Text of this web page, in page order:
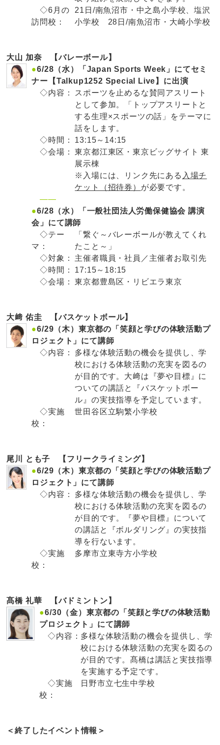
◇6月の
訪問校：
21日/南魚沼市・中之島小学校、塩沢
小学校 28日/南魚沼市・大崎小学校
大山 加奈 【バレーボール】
●6/28（水）「Japan Sports Week」にてセミ
ナー【Talkup1252 Special Live】に出演
◇内容：
スポーツを止めるな賛同アスリート
として参加。「トップアスリートと
する生理×スポーツの話」をテーマに
話をします。
◇時間：
13:15～14:15
◇会場：
東京都江東区・東京ビッグサイト 東
展示棟
※入場には、リンク先にある 入場チ
ケット（招待券） が必要です。
——
●6/28（水）「一般社団法人労働保健協会 講演
会」にて講師
◇テー
マ：
「繋ぐ～バレーボールが教えてくれ
たこと～」
◇対象：
主催者職員・社員／主催者お取引先
◇時間：
17:15～18:15
◇会場：
東京都豊島区・リビエラ東京
大﨑 佑圭 【バスケットボール】
●6/29（木）東京都の「笑顔と学びの体験活動プ
ロジェクト」にて講師
◇内容：
多様な体験活動の機会を提供し、学
校における体験活動の充実を図るの
が目的です。大﨑は『夢や目標』に
ついての講話と『バスケットボー
ル』の実技指導を予定しています。
◇実施
校：
世田谷区立駒繁小学校
尾川 とも子 【フリークライミング】
●6/29（木）東京都の「笑顔と学びの体験活動プ
ロジェクト」にて講師
◇内容：
多様な体験活動の機会を提供し、学
校における体験活動の充実を図るの
が目的です。『夢や目標』について
の講話と『ボルダリング』の実技指
導を行ないます。
◇実施
校：
多摩市立東寺方小学校
髙橋 礼華 【バドミントン】
●6/30（金）東京都の「笑顔と学びの体験活動
プロジェクト」にて講師
◇内容： 多様な体験活動の機会を提供し、学
校における体験活動の充実を図るの
が目的です。髙橋は講話と実技指導
を実施する予定です。
◇実施
校：
日野市立七生中学校
＜終了したイベント情報＞